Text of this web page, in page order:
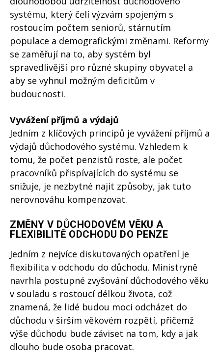
systému, který čelí výzvám spojeným s
rostoucím počtem seniorů, stárnutím
populace a demografickými změnami. Reformy
se zaměřují na to, aby systém byl
spravedlivější pro různé skupiny obyvatel a
aby se vyhnul možným deficitům v
budoucnosti.
Vyvážení příjmů a výdajů
Jedním z klíčových principů je vyvážení příjmů a
výdajů důchodového systému. Vzhledem k
tomu, že počet penzistů roste, ale počet
pracovníků přispívajících do systému se
snižuje, je nezbytné najít způsoby, jak tuto
nerovnováhu kompenzovat.
ZMĚNY V DŮCHODOVÉM VĚKU A
FLEXIBILITĚ ODCHODU DO PENZE
Jedním z nejvíce diskutovaných opatření je
flexibilita v odchodu do důchodu. Ministryně
navrhla postupné zvyšování důchodového věku
v souladu s rostoucí délkou života, což
znamená, že lidé budou moci odcházet do
důchodu v širším věkovém rozpětí, přičemž
výše důchodu bude záviset na tom, kdy a jak
dlouho bude osoba pracovat.